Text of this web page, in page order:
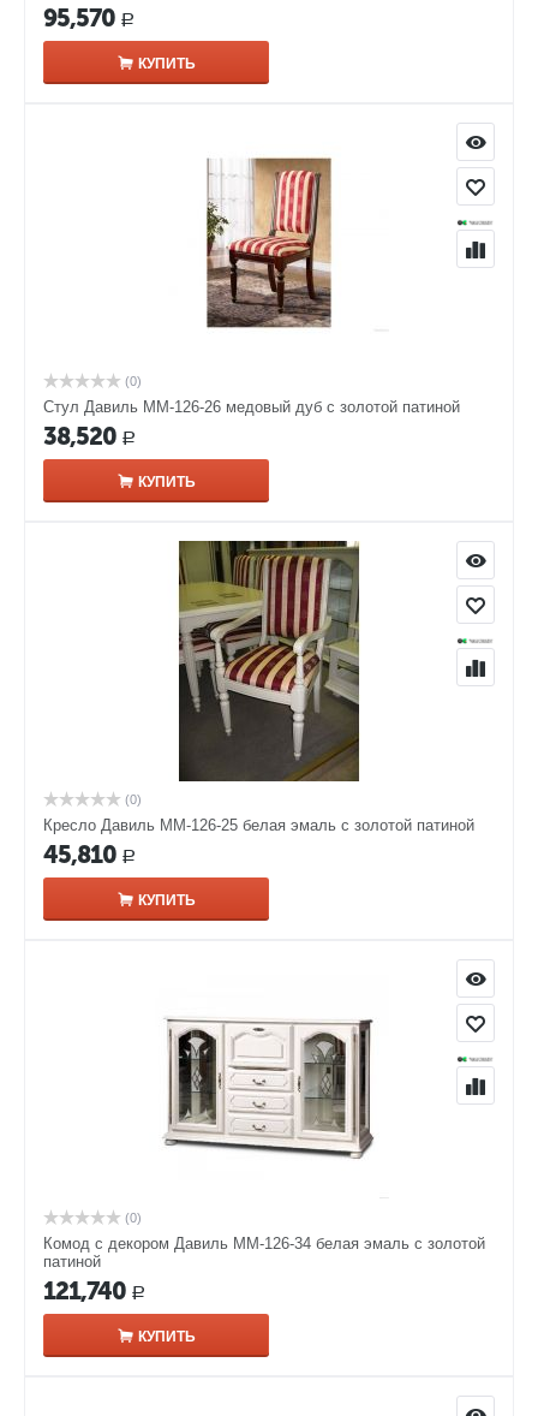
95,570 Р
КУПИТЬ
(0)
Стул Давиль ММ-126-26 медовый дуб с золотой патиной
38,520 Р
КУПИТЬ
(0)
Кресло Давиль ММ-126-25 белая эмаль с золотой патиной
45,810 Р
КУПИТЬ
(0)
Комод с декором Давиль ММ-126-34 белая эмаль с золотой
патиной
121,740 Р
КУПИТЬ